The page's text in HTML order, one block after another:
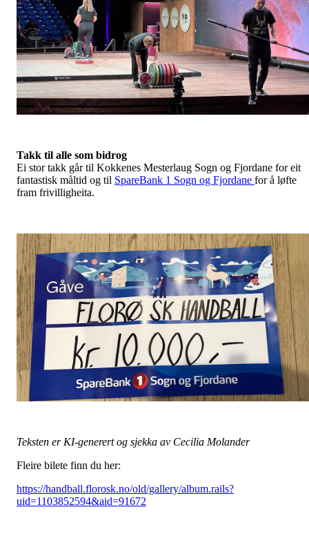
Takk til alle som bidrog
Ei stor takk går til Kokkenes Mesterlaug Sogn og Fjordane for eit
fantastisk måltid og til SpareBank 1 Sogn og Fjordane for å løfte
fram frivilligheita.
Teksten er KI-generert og sjekka av Cecilia Molander
Fleire bilete finn du her:
https://handball.florosk.no/old/gallery/album.rails?
uid=1103852594&aid=91672